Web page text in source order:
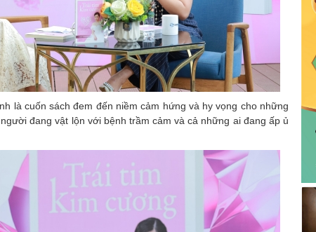
là cuốn sách đem đến niềm cảm hứng và hy vọng cho những
đang vật lộn với bệnh trầm cảm và cả những ai đang ấp ủ